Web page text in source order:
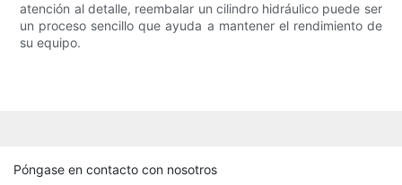
atención al detalle, reembalar un cilindro hidráulico puede ser
un proceso sencillo que ayuda a mantener el rendimiento de
su equipo.
Póngase en contacto con nosotros